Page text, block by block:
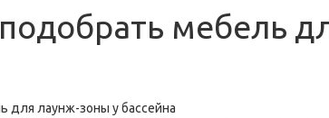
мебель